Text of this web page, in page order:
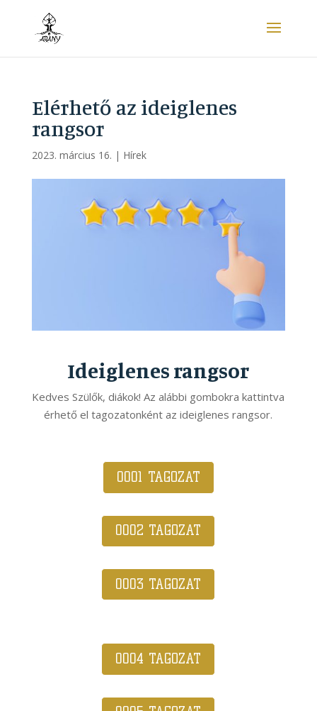
Elérhető az ideiglenes
rangsor
2023. március 16. | Hírek
Ideiglenes rangsor
Kedves Szülők, diákok! Az alábbi gombokra kattintva
érhető el tagozatonként az ideiglenes rangsor.
0001 TAGOZAT
0002 TAGOZAT
0003 TAGOZAT
0004 TAGOZAT